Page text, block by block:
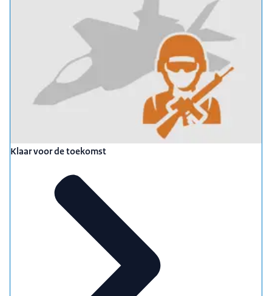
Klaar voor de toekomst